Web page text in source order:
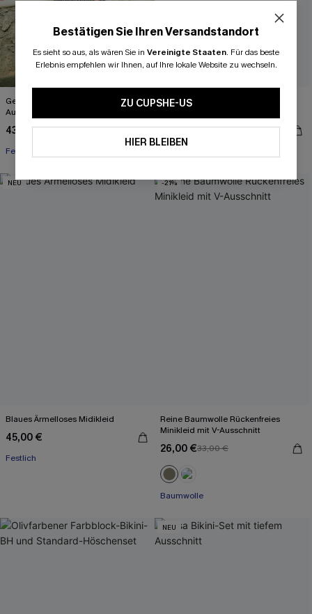
Geblümtes Maxikleid mit eckigem
Ausschnitt
43,00 €
Festlich
Weißes verkürztes Kurzarmshirt mit
34,00 €
NEU
Blaues Ärmelloses Midikleid
45,00 €
Festlich
-21%
Reine Baumwolle Rückenfreies
Minikleid mit V-Ausschnitt
26,00 €33,00 €
Baumwolle
NEU
Bestätigen Sie Ihren Versandstandort
Es sieht so aus, als wären Sie in Vereinigte Staaten. Für das beste
Erlebnis empfehlen wir Ihnen, auf Ihre lokale Website zu wechseln.
ZU CUPSHE-US
HIER BLEIBEN